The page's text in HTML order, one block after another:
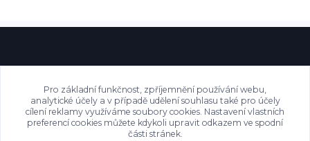
Pro základní funkčnost, zpříjemnění používání webu,
analytické účely a v případě udělení souhlasu také pro účely
cílení reklamy využíváme soubory cookies. Nastavení vlastních
preferencí cookies můžete kdykoli upravit odkazem ve spodní
části stránek.